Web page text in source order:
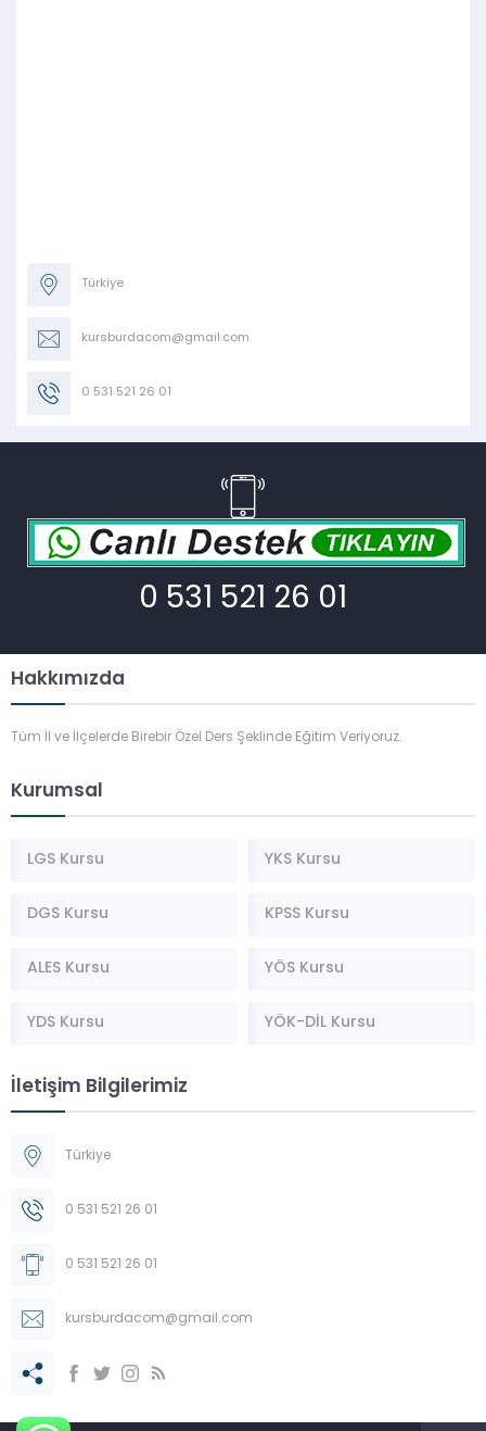
Türkiye
kursburdacom@gmail.com
0 531 521 26 01
0 531 521 26 01
Hakkımızda
Tüm İl ve İlçelerde Birebir Özel Ders Şeklinde Eğitim Veriyoruz.
Kurumsal
LGS Kursu YKS Kursu
DGS Kursu KPSS Kursu
ALES Kursu YÖS Kursu
YDS Kursu YÖK-DİL Kursu
İletişim Bilgilerimiz
Türkiye
0 531 521 26 01
0 531 521 26 01
kursburdacom@gmail.com